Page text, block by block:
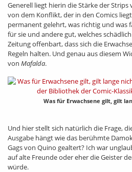
Generell liegt hierin die Stärke der
von dem Konflikt, der in den Comics
permanent gelehrt, was richtig und was
für sie und andere gut, welches
Zeitung offenbart, dass sich die
Regeln halten. Und genau aus diesem
von Mafalda.
Was für Erwachsene gilt, gilt
Und hier stellt sich natürlich die Frage,
Ausgabe hängt wie das berühmte
Gags von Quino gealtert? Ich war
auf alte Freunde oder eher die Geister
würde.